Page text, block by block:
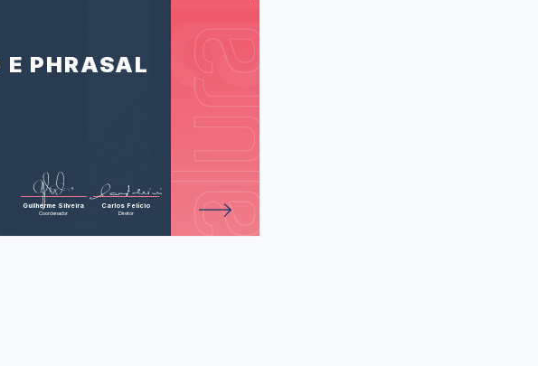
PHRASAL
Guilherme Silveira
Coordenador
Carlos Felício
Diretor